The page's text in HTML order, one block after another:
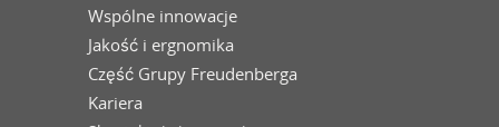
Wspólne innowacje
Jakość i ergnomika
Część Grupy Freudenberga
Kariera